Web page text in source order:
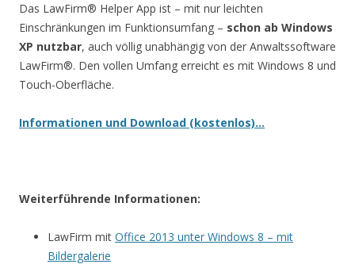
Das LawFirm® Helper App ist – mit nur leichten
Einschränkungen im Funktionsumfang – schon ab Windows
XP nutzbar, auch völlig unabhängig von der Anwaltssoftware
LawFirm®. Den vollen Umfang erreicht es mit Windows 8 und
Touch-Oberfläche.
Informationen und Download (kostenlos)…
Weiterführende Informationen:
LawFirm mit Office 2013 unter Windows 8 – mit
Bildergalerie